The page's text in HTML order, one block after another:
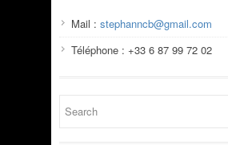
Mail : stephanncb@gmail.com
Téléphone : +33 6 87 99 72 02